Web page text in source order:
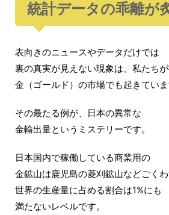
統計データの乖離が
表向きのニュースやデータだけでは
裏の真実が見えない現象は、私たち
金（ゴールド）の市場でも起きてい
その最たる例が、日本の異常な
金輸出量というミステリーです。
日本国内で稼働している商業用の
金鉱山は鹿児島の菱刈鉱山などごく
世界の生産量に占める割合は1%にも
満たないレベルです。